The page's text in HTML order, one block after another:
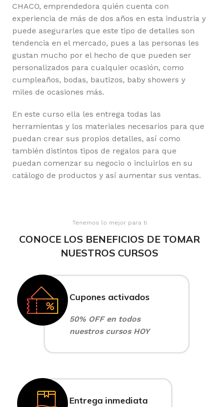
CHACO, emprendedora quién cuenta con
experiencia de más de dos años en esta industria y
puede asegurarles que este tipo de detalles son
tendencia en el mercado, pues a las personas les
gustan mucho por el hecho de que pueden ser
personalizados para cualquier ocasión, como
cumpleaños, bodas, bautizos, baby showers y
miles de ocasiones más.
En este curso ella les entrega todas las
herramientas y los materiales necesarios para que
puedan crear sus propios detalles, así como
también distintos tipos de regalos para que
puedan comenzar su negocio o incluirlos en su
catálogo de productos y así aumentar sus ventas.
Tenemos lo mejor para ti
CONOCE LOS BENEFICIOS DE TOMAR
NUESTROS CURSOS
Cupones activados
50% OFF en todos
nuestros cursos HOY
Entrega inmediata